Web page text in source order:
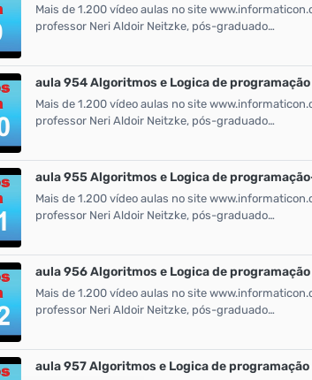
Mais de 1.200 vídeo aulas no site
professor Neri Aldoir Neitzke, pós-graduado…
aula 954 Algoritmos e Logica de
Mais de 1.200 vídeo aulas no site
professor Neri Aldoir Neitzke, pós-graduado…
aula 955 Algoritmos e Logica de
Mais de 1.200 vídeo aulas no site
professor Neri Aldoir Neitzke, pós-graduado…
aula 956 Algoritmos e Logica de
Mais de 1.200 vídeo aulas no site
professor Neri Aldoir Neitzke, pós-graduado…
aula 957 Algoritmos e Logica de programação